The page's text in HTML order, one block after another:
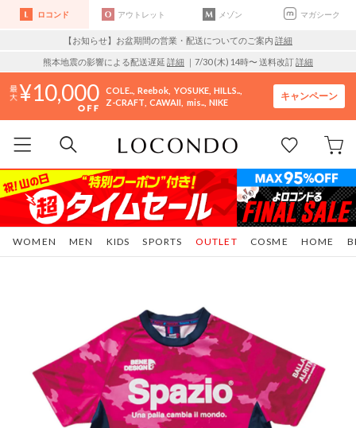
ロコンド アウトレット メゾン マガシーク
【お知らせ】お盆期間の営業・配送についてのご案内 詳細
熊本地震の影響による配送遅延 詳細 ｜7/30 (木) 14時〜 送料改訂詳細
10,000 COLE.. Reebok YOSUKE HILLS..
Z-CRAFT CAWAII mis.. NIKE
キャンペーン
WOMEN MEN KIDS SPORTS COSME HOME
OUTLET